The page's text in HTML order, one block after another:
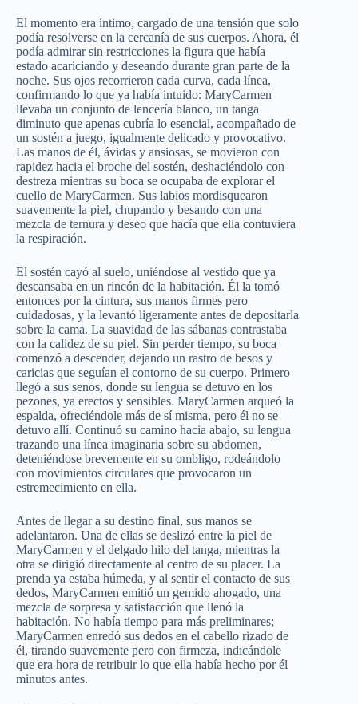
El momento era íntimo, cargado de una tensión que solo
podía resolverse en la cercanía de sus cuerpos. Ahora, él
podía admirar sin restricciones la figura que había
estado acariciando y deseando durante gran parte de la
noche. Sus ojos recorrieron cada curva, cada línea,
confirmando lo que ya había intuido: MaryCarmen
llevaba un conjunto de lencería blanco, un tanga
diminuto que apenas cubría lo esencial, acompañado de
un sostén a juego, igualmente delicado y provocativo.
Las manos de él, ávidas y ansiosas, se movieron con
rapidez hacia el broche del sostén, deshaciéndolo con
destreza mientras su boca se ocupaba de explorar el
cuello de MaryCarmen. Sus labios mordisquearon
suavemente la piel, chupando y besando con una
mezcla de ternura y deseo que hacía que ella contuviera
la respiración.
El sostén cayó al suelo, uniéndose al vestido que ya
descansaba en un rincón de la habitación. Él la tomó
entonces por la cintura, sus manos firmes pero
cuidadosas, y la levantó ligeramente antes de depositarla
sobre la cama. La suavidad de las sábanas contrastaba
con la calidez de su piel. Sin perder tiempo, su boca
comenzó a descender, dejando un rastro de besos y
caricias que seguían el contorno de su cuerpo. Primero
llegó a sus senos, donde su lengua se detuvo en los
pezones, ya erectos y sensibles. MaryCarmen arqueó la
espalda, ofreciéndole más de sí misma, pero él no se
detuvo allí. Continuó su camino hacia abajo, su lengua
trazando una línea imaginaria sobre su abdomen,
deteniéndose brevemente en su ombligo, rodeándolo
con movimientos circulares que provocaron un
estremecimiento en ella.
Antes de llegar a su destino final, sus manos se
adelantaron. Una de ellas se deslizó entre la piel de
MaryCarmen y el delgado hilo del tanga, mientras la
otra se dirigió directamente al centro de su placer. La
prenda ya estaba húmeda, y al sentir el contacto de sus
dedos, MaryCarmen emitió un gemido ahogado, una
mezcla de sorpresa y satisfacción que llenó la
habitación. No había tiempo para más preliminares;
MaryCarmen enredó sus dedos en el cabello rizado de
él, tirando suavemente pero con firmeza, indicándole
que era hora de retribuir lo que ella había hecho por él
minutos antes.